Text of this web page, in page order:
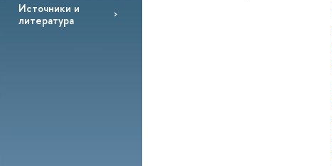
Источники и
литература